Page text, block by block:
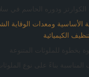
الأساسية ومعدات الوقاية
الكيميائية